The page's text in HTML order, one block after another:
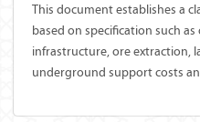
This document establishes a
based on specification such
infrastructure, ore extraction,
underground support costs